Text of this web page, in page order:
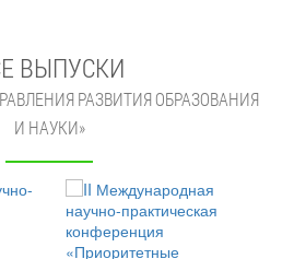
ВЫПУСКИ
РАЗВИТИЯ ОБРАЗОВАНИЯ
И НАУКИ»